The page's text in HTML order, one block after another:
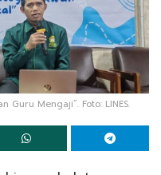
Guru Mengaji”. Foto: LINES.